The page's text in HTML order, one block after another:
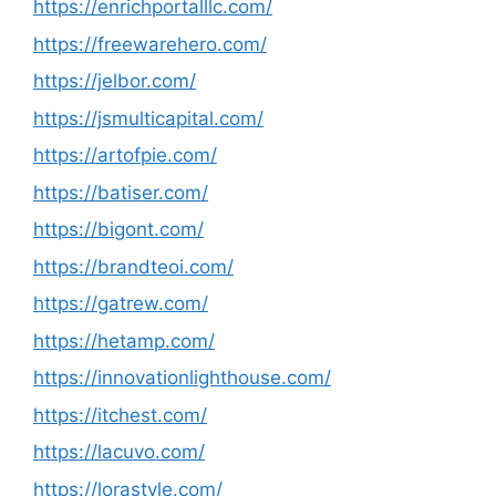
https://enrichportalllc.com/
https://freewarehero.com/
https://jelbor.com/
https://jsmulticapital.com/
https://artofpie.com/
https://batiser.com/
https://bigont.com/
https://brandteoi.com/
https://gatrew.com/
https://hetamp.com/
https://innovationlighthouse.com/
https://itchest.com/
https://lacuvo.com/
https://lorastyle.com/